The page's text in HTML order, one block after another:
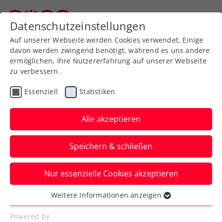
Zurück zur Newsübersicht
Turniere
ITF Kottingbrunn:
Halbfinale! Pichler und
Oberleitner bleiben im
Titelrennen
Im Doppel kommt es zum rot-weiß-roten
Finalduell zwischen David Pichler und Joel
Schwärzler.
Datenschutzeinstellungen
Auf unserer Webseite werden Cookies verwendet. Einige
davon werden zwingend benötigt, während es uns andere
ermöglichen, Ihre Nutzererfahrung auf unserer Webseite
zu verbessern.
Essenziell Statistiken
Alle akzeptieren
Speichern & schließen
Nur essenzielle Cookies akzeptieren
Essenziell
Essenzielle Cookies werden für grundlegende
Weitere Informationen anzeigen
Powered by